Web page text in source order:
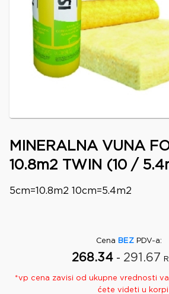
MINERALNA VUNA
10.8m2 TWIN (10 /
5cm=10.8m2 10cm=5.4m2
Cena BEZ PDV-a:
268.34- 291.67
*vp cena zavisi od ukupne vrednosti
ćete videti u korpi